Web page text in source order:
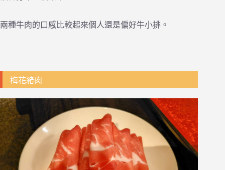
兩種牛肉的口感比較起來個人還是偏好牛小排。
梅花豬肉